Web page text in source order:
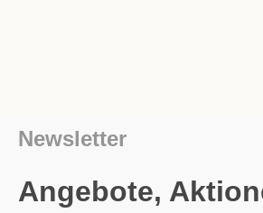
Newsletter
Angebote,